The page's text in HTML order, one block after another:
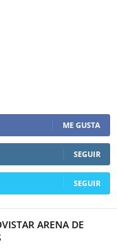
ME GUSTA
SEGUIR
SEGUIR
ARENA DE